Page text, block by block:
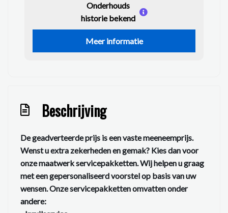
Onderhouds
historie bekend
Meer informatie
Beschrijving
De geadverteerde prijs is een vaste meeneemprijs.
Wenst u extra zekerheden en gemak? Kies dan voor
onze maatwerk servicepakketten. Wij helpen u graag
met een gepersonaliseerd voorstel op basis van uw
wensen. Onze servicepakketten omvatten onder
andere: